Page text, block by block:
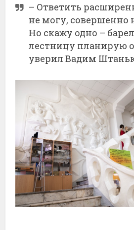
– Ответить
не могу, совершенно
Но скажу одно –
лестницу планирую
уверил Вадим